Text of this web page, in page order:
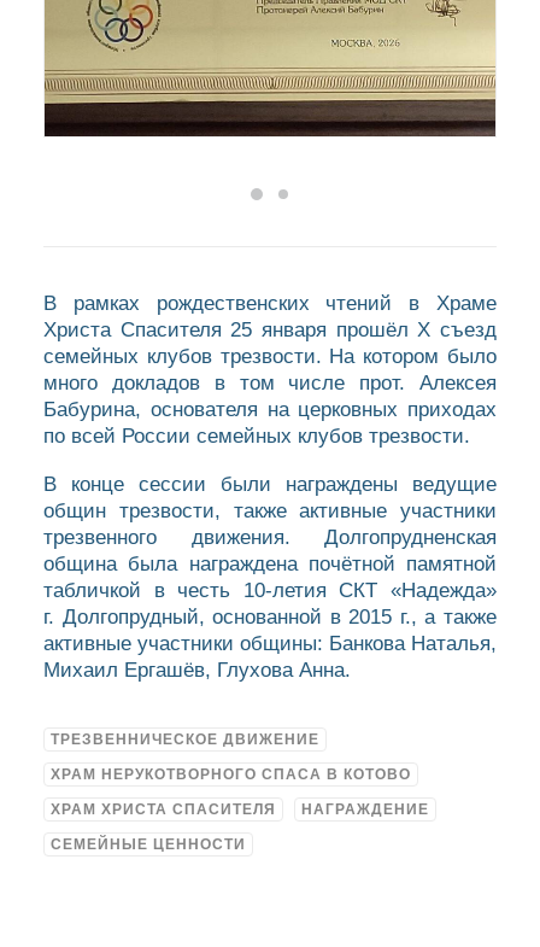
В рамках рождественских чтений в Храме
Христа Спасителя 25 января прошёл X съезд
семейных клубов трезвости. На котором было
много докладов в том числе прот. Алексея
Бабурина, основателя на церковных приходах
по всей России семейных клубов трезвости.
В конце сессии были награждены ведущие
общин трезвости, также активные участники
трезвенного движения. Долгопрудненская
община была награждена почётной памятной
табличкой в честь 10-летия СКТ «Надежда»
г. Долгопрудный, основанной в 2015 г., а также
активные участники общины: Банкова Наталья,
Михаил Ергашëв, Глухова Анна.
ТРЕЗВЕННИЧЕСКОЕ ДВИЖЕНИЕ
ХРАМ НЕРУКОТВОРНОГО СПАСА В КОТОВО
ХРАМ ХРИСТА СПАСИТЕЛЯ НАГРАЖДЕНИЕ
СЕМЕЙНЫЕ ЦЕННОСТИ